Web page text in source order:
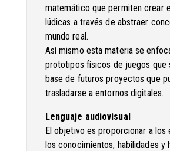
matemático que permiten crear
lúdicas a través de abstraer
mundo real.
Así mismo esta materia se
prototipos físicos de juegos que
base de futuros proyectos que
trasladarse a entornos digitales.
Lenguaje audiovisual
El objetivo es proporcionar a los
los conocimientos, habilidades y